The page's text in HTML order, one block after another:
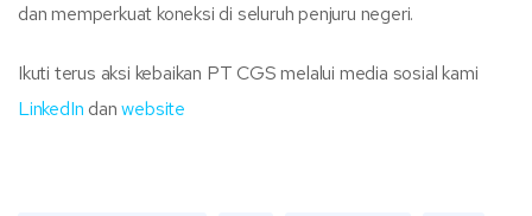
dan memperkuat koneksi di seluruh penjuru negeri.
Ikuti terus aksi kebaikan PT CGS melalui media sosial kami
LinkedIn danwebsite